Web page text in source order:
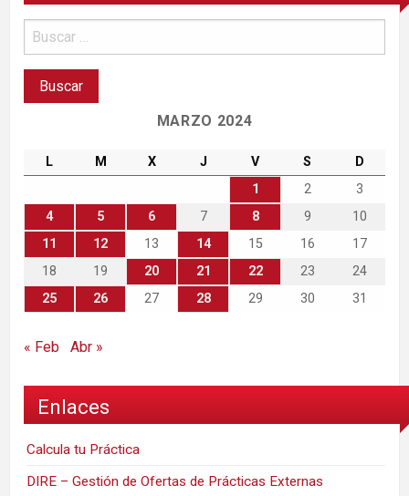
MARZO 2024
L M X J V S
D
1
2
3
4
5 6 7 8 9
10
11
12 13 14 15 16
17
18
19 20 21 22 23
24
25
26 27 28 29 30 31
« Feb Abr »
Enlaces
Calcula tu Práctica
DIRE – Gestión de Ofertas de Prácticas Externas